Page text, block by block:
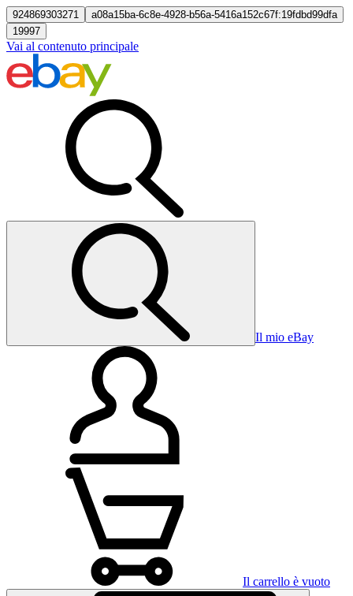
924869303271
a08a15ba-6c8e-4928-b56a-5416a152c67f:19fdbd99dfa
19997
Vai al contenuto principale
Il mio eBay
Il carrello è vuoto